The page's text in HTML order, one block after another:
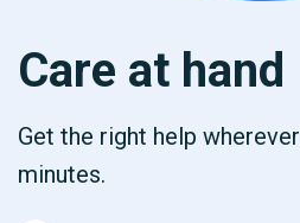
Care at hand
Get the right help
minutes.